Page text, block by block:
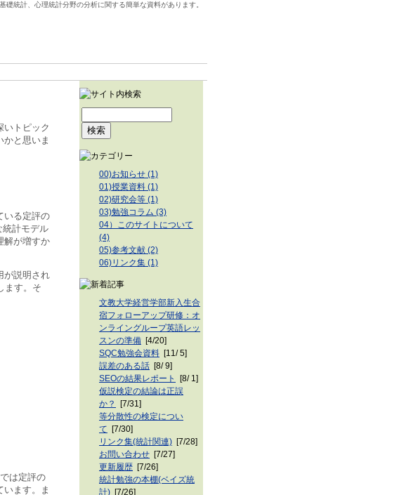
基礎統計、心理統計分野の分析に関する簡単な資料があります。
いトピック
かと思いま
いる定評の
統計モデル
解が増すか
が説明され
ます。そ
は定評の
ます。ま
00)お知らせ (1)
01)授業資料 (1)
02)研究会等 (1)
03)勉強コラム (3)
04）このサイトについて
(4)
05)参考文献 (2)
06)リンク集 (1)
文教大学経営学部新入生合
宿フォローアップ研修：オ
ンライングループ英語レッ
スンの準備 [4/20]
SQC勉強会資料 [11/ 5]
誤差のある話 [8/ 9]
SEOの結果レポート
[8/ 1]
仮説検定の結論は正誤
か？
[7/31]
等分散性の検定につい
て
[7/30]
リンク集(統計関連) [7/28]
お問い合わせ [7/27]
更新履歴 [7/26]
統計勉強の本棚(ベイズ統
計) [7/26]